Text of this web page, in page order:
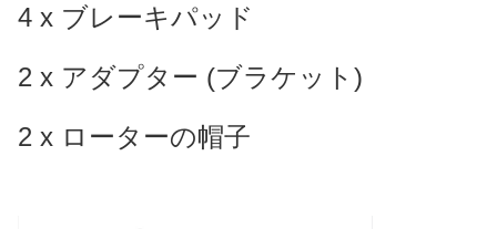
4 x ブレーキパッド
2 x アダプター (ブラケット)
2 x ローターの帽子